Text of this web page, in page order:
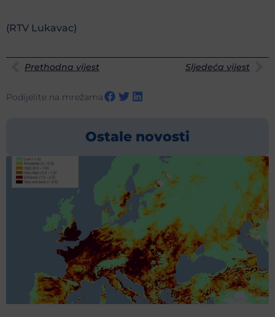
(RTV Lukavac)
Prethodna vijest Sljedeća vijest
Podijelite na mrežama
Ostale novosti